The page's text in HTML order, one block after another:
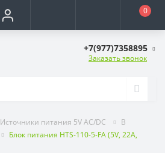
0
+7(977)7358895
Заказать звонок
Источники питания 5V AC/DC
В
Блок питания HTS-110-5-FA (5V, 22A,